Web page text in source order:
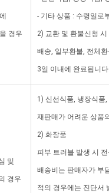
경우
- 기타 상품 : 수령일로
2) 교환 및 환불신청
배송, 일부환불, 전체
3일 이내에 완료됩니
및
경우
1) 신선식품, 냉장식품
재판매가 어려운 상품
2) 화장품
피부 트러블 발생 시
배송비는 판매자가 부
적의 경우에는 진단서